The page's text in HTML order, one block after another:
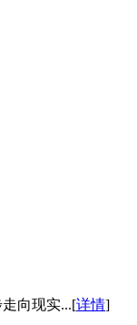
向现实...[详情]